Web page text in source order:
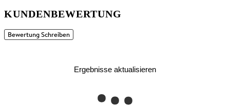
KUNDENBEWERTUNG
Bewertung Schreiben
Ergebnisse aktualisieren